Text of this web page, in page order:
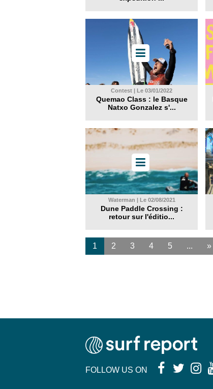
Contest | Le 03/01/2022
Quemao Class : le Basque
Natxo Gonzalez s'...
Waterman | Le 02/08/2021
Dune Paddle Crossing :
retour sur l'éditio...
1 2 3 4 5 ... »
FOLLOW US ON